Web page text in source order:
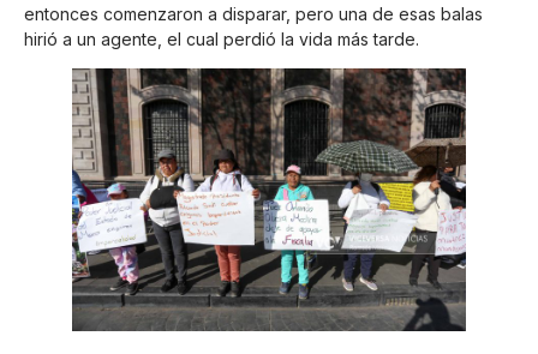
entonces comenzaron a disparar, pero una de esas balas
hirió a un agente, el cual perdió la vida más tarde.